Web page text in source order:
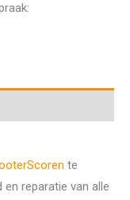
te
reparatie van alle